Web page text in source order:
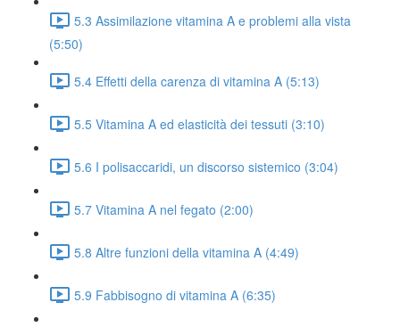
5.3 Assimilazione vitamina A e problemi alla vista
(5:50)
5.4 Effetti della carenza di vitamina A (5:13)
5.5 Vitamina A ed elasticità dei tessuti (3:10)
5.6 I polisaccaridi, un discorso sistemico (3:04)
5.7 Vitamina A nel fegato (2:00)
5.8 Altre funzioni della vitamina A (4:49)
5.9 Fabbisogno di vitamina A (6:35)